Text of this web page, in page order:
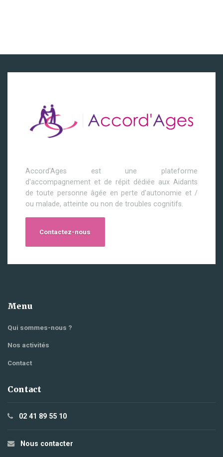
Accord'Ages est une plateforme
d'accompagnement et de répit dédiée aux Aidants
de toute personne âgée en perte d'autonomie et /
ou malade, atteinte ou non de troubles cognitifs.
Contactez-nous
Menu
Qui sommes-nous ?
Nos activités
Contact
Contact
02 41 89 55 10
Nous contacter